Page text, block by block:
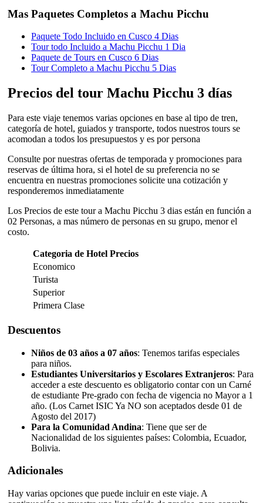
Mas Paquetes Completos a Machu Picchu
Paquete Todo Incluido en Cusco 4 Dias
Tour todo Incluido a Machu Picchu 1 Dia
Paquete de Tours en Cusco 6 Dias
Tour Completo a Machu Picchu 5 Dias
Precios del tour Machu Picchu 3 días
Para este viaje tenemos varias opciones en base al tipo de tren,
categoría de hotel, guiados y transporte, todos nuestros tours se
acomodan a todos los presupuestos y es por persona
Consulte por nuestras ofertas de temporada y promociones para
reservas de última hora, si el hotel de su preferencia no se
encuentra en nuestras promociones solicite una cotización y
responderemos inmediatamente
Los Precios de este tour a Machu Picchu 3 dias están en función a
02 Personas, a mas número de personas en su grupo, menor el
costo.
Categoria de Hotel Precios
Economico
Turista
Superior
Primera Clase
Descuentos
Niños de 03 años a 07 años: Tenemos tarifas especiales
para niños.
Estudiantes Universitarios y Escolares Extranjeros: Para
acceder a este descuento es obligatorio contar con un Carné
de estudiante Pre-grado con fecha de vigencia no Mayor a 1
año. (Los Carnet ISIC Ya NO son aceptados desde 01 de
Agosto del 2017)
Para la Comunidad Andina: Tiene que ser de
Nacionalidad de los siguientes países: Colombia, Ecuador,
Bolivia.
Adicionales
Hay varias opciones que puede incluir en este viaje. A